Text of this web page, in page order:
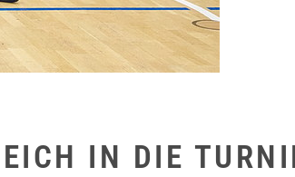
IN DIE